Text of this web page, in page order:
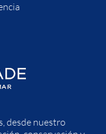
desde nuestro